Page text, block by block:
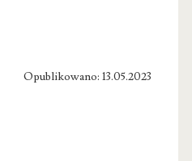
Opublikowano: 13.05.2023